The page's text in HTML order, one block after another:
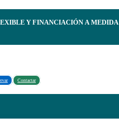
Y FINANCIACIÓN A MEDIDA
Contactar